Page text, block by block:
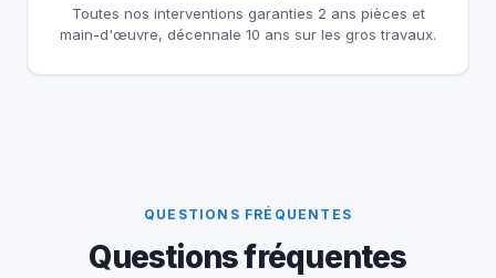
Toutes nos interventions garanties 2 ans pièces et
main-d'œuvre, décennale 10 ans sur les gros travaux.
QUESTIONS FRÉQUENTES
Questions fréquentes